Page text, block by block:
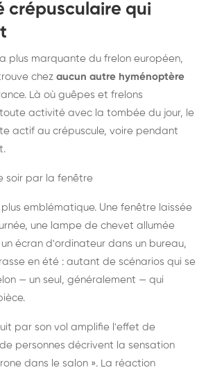
crépusculaire qui
plus marquante du frelon européen,
chez aucun autre hyménoptère
Là où guêpes et frelons
activité avec la tombée du jour, le
actif au crépuscule, voire pendant
soir par la fenêtre
emblématique. Une fenêtre laissée
une lampe de chevet allumée
écran d'ordinateur dans un bureau,
en été : autant de scénarios qui se
— un seul, généralement — qui
par son vol amplifie l'effet de
personnes décrivent la sensation
dans le salon ». La réaction